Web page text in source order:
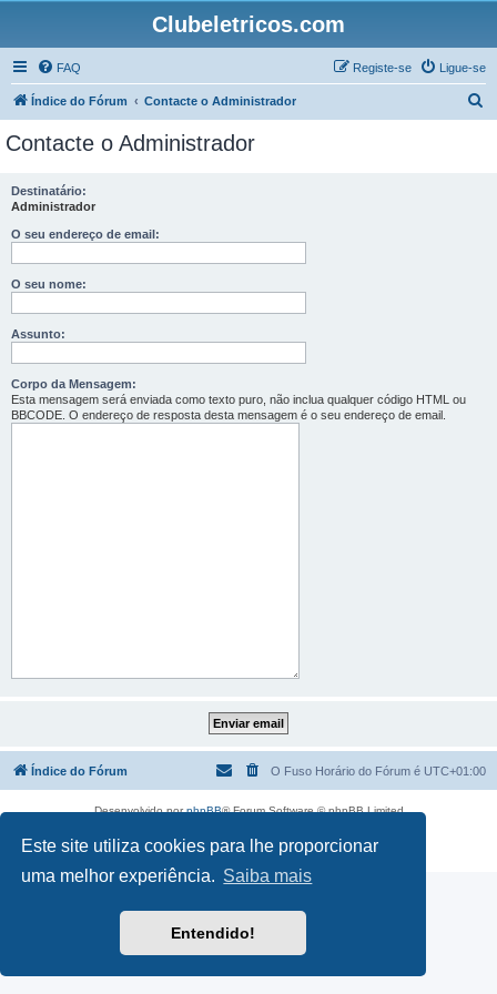
Este site utiliza cookies para lhe proporcionar
uma melhor experiência. Saiba mais
Entendido!
Clubeletricos.com
FAQ Ligue-se
Registe-se
Índice do Fórum Contacte o Administrador
Contacte o Administrador
Destinatário:
Administrador
O seu endereço de email:
O seu nome:
Assunto:
Corpo da Mensagem:
Esta mensagem será enviada como texto puro, não inclua qualquer código HTML ou
BBCODE. O endereço de resposta desta mensagem é o seu endereço de email.
Índice do Fórum O Fuso Horário do Fórum é UTC+01:00
Desenvolvido porphpBB® Forum Software © phpBB Limited
Privacidade|Termos